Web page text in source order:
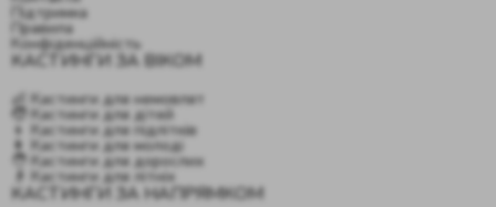
Підтримка
Правила
Конфіденційність
КАСТИНГИ ЗА ВІКОМ
👶 Кастинги для немовлят
🧒 Кастинги для дітей
👦 Кастинги для підлітків
👩 Кастинги для молоді
🧑 Кастинги для дорослих
👴 Кастинги для літніх
КАСТИНГИ ЗА НАПРЯМКОМ